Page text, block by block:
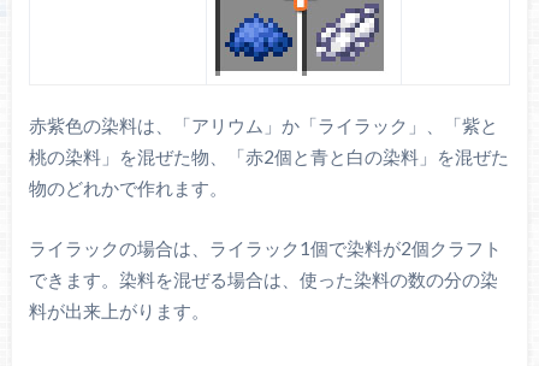
赤紫色の染料は、「アリウム」か「ライラック」、「紫と
桃の染料」を混ぜた物、「赤2個と青と白の染料」を混ぜた
物のどれかで作れます。
ライラックの場合は、ライラック1個で染料が2個クラフト
できます。染料を混ぜる場合は、使った染料の数の分の染
料が出来上がります。